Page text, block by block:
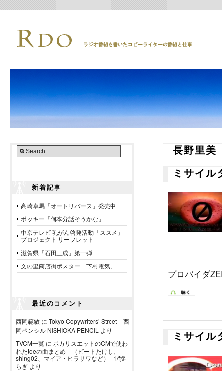
新着記事
高崎卓馬「オートリバース」発売中
ポッキー「何本分話そうかな」
中京テレビ 乳がん啓発活動「ススメ」
プロジェクト リーフレット
滋賀県「石田三成」第一弾
文の里商店街ポスター「下村電気」
最近のコメント
西岡範敏 に Tokyo Copywriters’ Street – 西
岡ペンシル NISHIOKA PENCIL より
TVCM一覧 に ポカリスエットのCMで使わ
れたtoeの曲まとめ （ビートたけし、
shing02、マイア・ヒラサワなど） | 1/f揺
らぎ より
長野里美
ミサイ
プロバイダ
ミサイ